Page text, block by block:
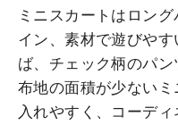
ミニスカートはロン
イン、素材で遊びや
ば、チェック柄のパン
布地の面積が少ない
入れやすく、コーデ